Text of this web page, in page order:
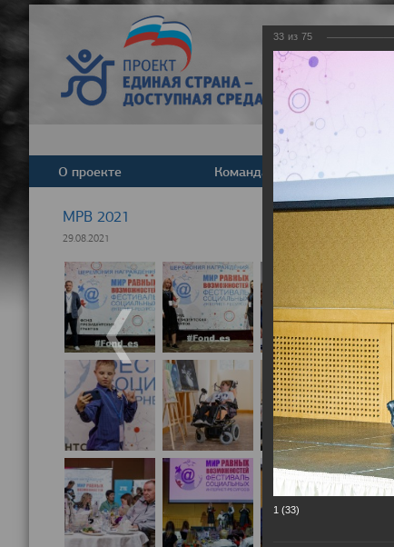
О проекте Команда
МРВ 2021
29.08.2021
33 из 75
1 (33)